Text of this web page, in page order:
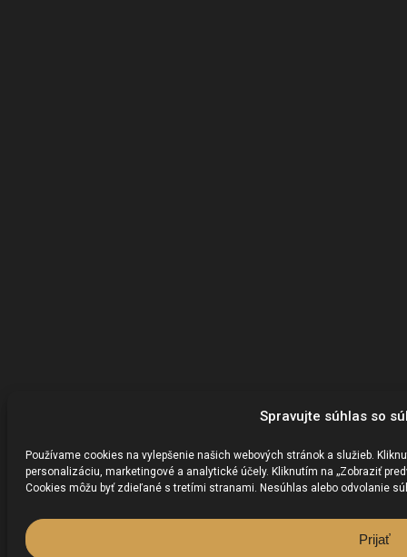
Spravujte súhlas so
Používame cookies na vylepšenie našich webových stránok a služieb.
personalizáciu, marketingové a analytické účely. Kliknutím na „Zobraziť
Cookies môžu byť zdieľané s tretími stranami. Nesúhlas alebo odvolanie
Prijať